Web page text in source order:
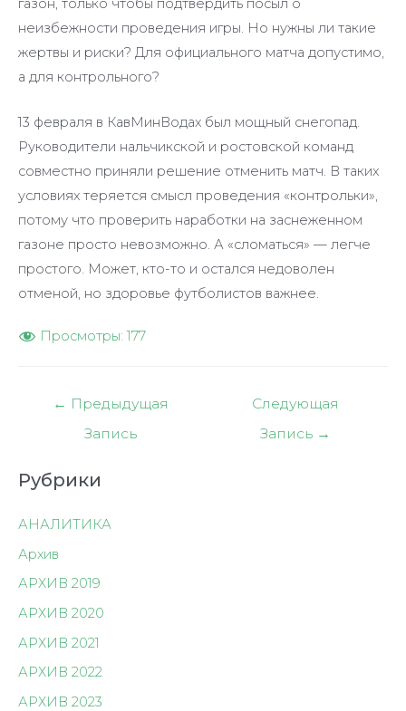
газон, только чтобы подтвердить посыл о
неизбежности проведения игры. Но нужны ли такие
жертвы и риски? Для официального матча допустимо,
а для контрольного?
13 февраля в КавМинВодах был мощный снегопад.
Руководители нальчикской и ростовской команд
совместно приняли решение отменить матч. В таких
условиях теряется смысл проведения «контрольки»,
потому что проверить наработки на заснеженном
газоне просто невозможно. А «сломаться» — легче
простого. Может, кто-то и остался недоволен
отменой, но здоровье футболистов важнее.
Просмотры: 177
Навигация
← Предыдущая
Запись
Следующая
Запись →
Рубрики
АНАЛИТИКА
Архив
АРХИВ 2019
АРХИВ 2020
АРХИВ 2021
АРХИВ 2022
АРХИВ 2023